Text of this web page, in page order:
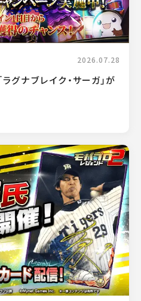
2026.07.28
グナブレイク・サーガ」が